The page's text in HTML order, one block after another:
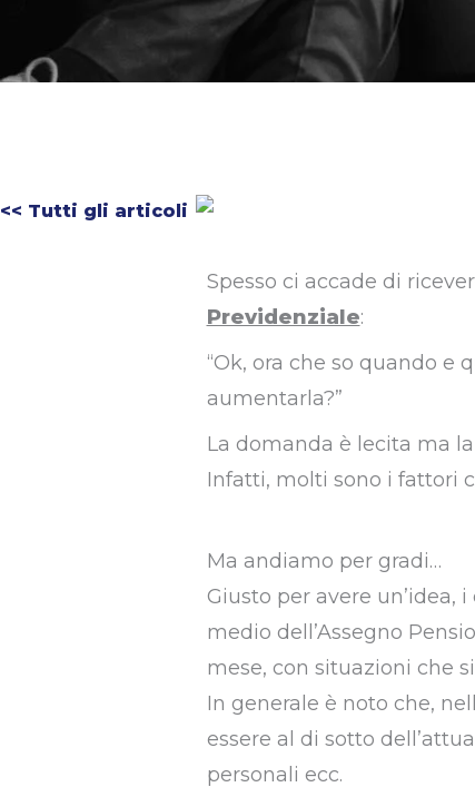
<< Tutti gli articoli
Spesso ci accade di
Previdenziale:
“Ok, ora che so quando e
aumentarla?”
La domanda è lecita ma
Infatti, molti sono i fattori
Ma andiamo per gradi…
Giusto per avere un’idea,
medio dell’Assegno
mese, con situazioni che
In generale è noto che,
essere al di sotto
personali ecc.